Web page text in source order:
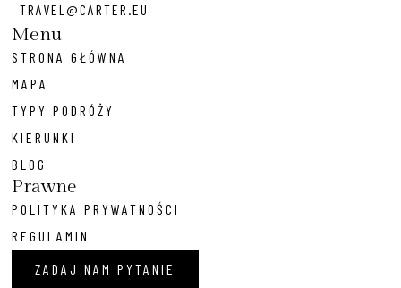
TRAVEL@CARTER.EU
Menu
STRONA GŁÓWNA
MAPA
TYPY PODRÓŻY
KIERUNKI
BLOG
Prawne
POLITYKA PRYWATNOŚCI
REGULAMIN
ZADAJ NAM PYTANIE